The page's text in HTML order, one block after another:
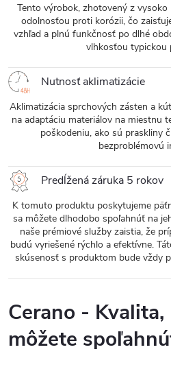
Tento výrobok, zhotovený z
odolnosťou proti korózii, čo
vzhľad a plnú funkčnosť po dlhé
vlhkosťou typickou
Nutnosť aklimatizácie
Aklimatizácia sprchových zásten a
na adaptáciu materiálov na miestnu
poškodeniu, ako sú praskliny
bezproblémovú
Predĺžená záruka 5 rokov
K tomuto produktu poskytujeme
sa môžete dlhodobo spoľahnúť na
naše prémiové služby zaistia, že
budú vyriešené rýchlo a efektívne.
skúsenosť s produktom bude vždy
Cerano -
môžete